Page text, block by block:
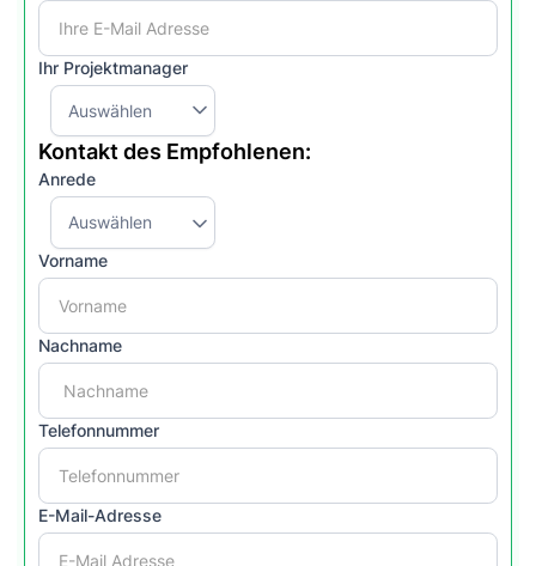
Ihr Projektmanager
Kontakt des Empfohlenen:
Anrede
Vorname
Nachname
Telefonnummer
E-Mail-Adresse